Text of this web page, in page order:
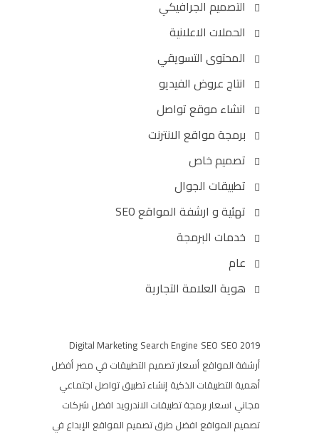
التصميم الجرافيكي
الحملات الاعلانية
المحتوى التسويقي
انتاج عروض الفيديو
انشاء موقع تواصل
برمجة مواقع الانترنت
تصميم خاص
تطبيقات الجوال
تهئية و ارشفة المواقع SEO
خدمات البرمجة
عام
هوية العلامة التجارية
Digital Marketing Search Engine SEO SEO 2019
أرشفة المواقع أسعار تصميم التطبيقات في مصر أفضل
أهمية التطبيقات الذكية إنشاء تطبيق تواصل اجتماعي
مجاني اسعار برمجة تطبيقات الاندرويد افضل شركات
تصميم المواقع افضل طرق تصميم المواقع الإبداع في